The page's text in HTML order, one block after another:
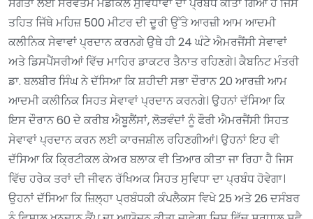
ਸੰਗਤਾਂ ਲਈ ਸਰਵੋਤਮ ਮੈਡੀਕਲ ਸੁਵਿਧਾਵਾਂ ਦਾ ਪ੍ਰਬੰਧ ਕੀਤਾ ਗਿਆ ਹੈ ਜਿਸ
ਤਹਿਤ ਜਿੱਥੇ ਮਹਿਜ਼ 500 ਮੀਟਰ ਦੀ ਦੂਰੀ ਉੱਤੇ ਆਰਜ਼ੀ ਆਮ ਆਦਮੀ
ਕਲੀਨਿਕ ਸੇਵਾਵਾਂ ਪ੍ਰਦਾਨ ਕਰਨਗੇ ਉਥੇ ਹੀ 24 ਘੰਟੇ ਐਮਰਜੈਂਸੀ ਸੇਵਾਵਾਂ
ਅਤੇ ਡਿਸਪੈਂਸਰੀਆਂ ਵਿੱਚ ਮਾਹਿਰ ਡਾਕਟਰ ਤੈਨਾਤ ਰਹਿਣਗੇ। ਕੈਬਨਿਟ ਮੰਤਰੀ
ਡਾ. ਬਲਬੀਰ ਸਿੰਘ ਨੇ ਦੱਸਿਆ ਕਿ ਸ਼ਹੀਦੀ ਸਭਾ ਦੌਰਾਨ 20 ਆਰਜ਼ੀ ਆਮ
ਆਦਮੀ ਕਲੀਨਿਕ ਸਿਹਤ ਸੇਵਾਵਾਂ ਪ੍ਰਦਾਨ ਕਰਨਗੇ। ਉਹਨਾਂ ਦੱਸਿਆ ਕਿ
ਇਸ ਦੌਰਾਨ 60 ਦੇ ਕਰੀਬ ਐਬੂਲੈਂਸਾਂ, ਲੋੜਵੰਦਾਂ ਨੂੰ ਫੌਰੀ ਐਮਰਜੈਂਸੀ ਸਿਹਤ
ਸੇਵਾਵਾਂ ਪ੍ਰਦਾਨ ਕਰਨ ਲਈ ਕਾਰਜਸ਼ੀਲ ਰਹਿਣਗੀਆਂ। ਉਹਨਾਂ ਇਹ ਵੀ
ਦੱਸਿਆ ਕਿ ਕ੍ਰਿਟੀਕਲ ਕੇਅਰ ਬਲਾਕ ਵੀ ਤਿਆਰ ਕੀਤਾ ਜਾ ਰਿਹਾ ਹੈ ਜਿਸ
ਵਿੱਚ ਹਰੇਕ ਤਰਾਂ ਦੀ ਜੀਵਨ ਰੱਖਿਅਕ ਸਿਹਤ ਸੁਵਿਧਾ ਦਾ ਪ੍ਰਬੰਧ ਹੋਵੇਗਾ।
ਉਹਨਾਂ ਦੱਸਿਆ ਕਿ ਜ਼ਿਲ੍ਹਾ ਪ੍ਰਬੰਧਕੀ ਕੰਪਲੈਕਸ ਵਿਖੇ 25 ਅਤੇ 26 ਦਸੰਬਰ